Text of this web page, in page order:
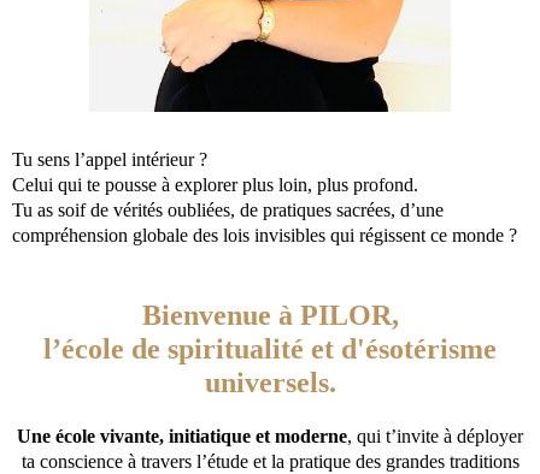
Tu sens l’appel intérieur ?
Celui qui te pousse à explorer plus loin, plus profond.
Tu as soif de vérités oubliées, de pratiques sacrées, d’une
compréhension globale des lois invisibles qui régissent ce monde ?
Bienvenue à PILOR,
l’école de spiritualité et d'ésotérisme
universels.
Une école vivante, initiatique et moderne, qui t’invite à déployer
ta conscience à travers l’étude et la pratique des grandes traditions